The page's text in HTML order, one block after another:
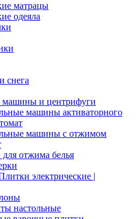
матрацы
одеяла
снега
и центрифуги
машины активаторного
машины с отжимом
отжима белья
электрические |
настольные